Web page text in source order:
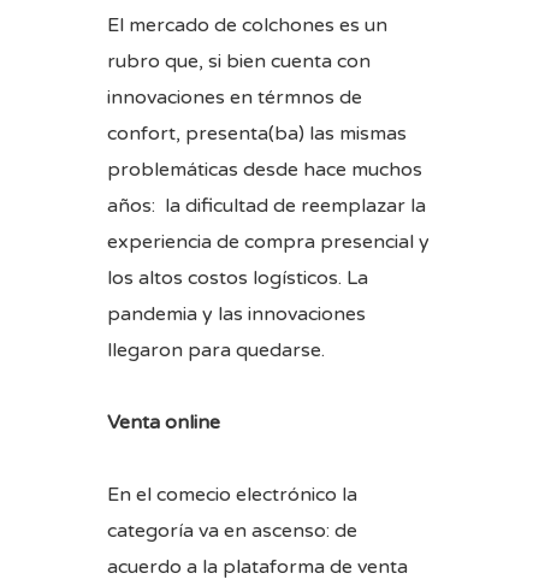
El mercado de colchones es un
rubro que, si bien cuenta con
innovaciones en térmnos de
confort, presenta(ba) las mismas
problemáticas desde hace muchos
años: la dificultad de reemplazar la
experiencia de compra presencial y
los altos costos logísticos. La
pandemia y las innovaciones
llegaron para quedarse.
Venta online
En el comecio electrónico la
categoría va en ascenso: de
acuerdo a la plataforma de venta